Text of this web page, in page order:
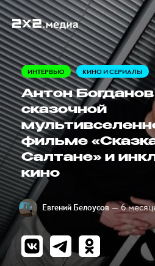
ИНТЕРВЬЮ КИНО И СЕРИАЛЫ
Антон
сказочной
фильме
Салтане» и
кино
Евгений Белоусов — 6